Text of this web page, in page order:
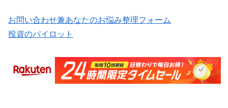
お問い合わせ兼あなたのお悩み整理フォーム
投資のパイロット